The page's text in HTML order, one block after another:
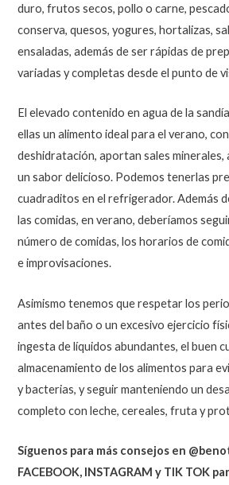
duro, frutos secos, pollo o carne,
conserva, quesos, yogures, hortalizas,
ensaladas, además de ser rápidas de
variadas y completas desde el punto de
El elevado contenido en agua de la
ellas un alimento ideal para el verano,
deshidratación, aportan sales minerales,
un sabor delicioso. Podemos tenerlas
cuadraditos en el refrigerador. Además
las comidas, en verano, deberíamos
número de comidas, los horarios de
e improvisaciones.
Asimismo tenemos que respetar los
antes del baño o un excesivo ejercicio
ingesta de líquidos abundantes, el buen
almacenamiento de los alimentos para
y bacterias, y seguir manteniendo un
completo con leche, cereales, fruta y
Síguenos para más consejos en
FACEBOOK, INSTAGRAM y TIK TOK